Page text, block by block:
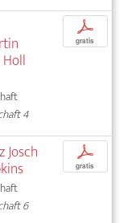
4
p
gratis
Josch
6
p
gratis